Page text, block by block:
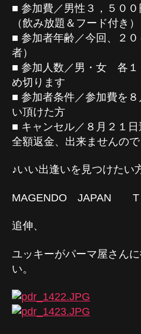
■ 参加費／男性３，５０
（飲み放題＆フード付き）
■ 参加者年齢／今回、２
者）
■ 参加人数／男・女 各１
め切ります
■ 参加者条件／参加費を
い頂けた方
■ キャンセル／８月２１
全額返金、出来ませんの
♪いい出逢いを見つけたい
MAGENDO JAPAN T
追伸、
ユッキーがパーマ屋さん
い。